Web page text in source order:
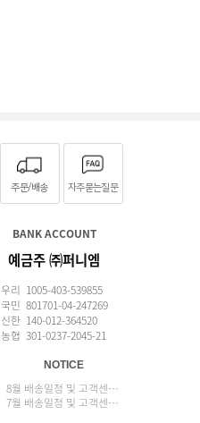
주문/배송 자주묻는질문
BANK ACCOUNT
예금주 ㈜퍼니엠
우리 1005-403-539855
국민 801701-04-247269
신한 140-012-364520
농협 301-0237-2045-21
NOTICE
8월 배송일정 및 고객센터 업무 안내
7월 배송일정 및 고객센터 업무 안내